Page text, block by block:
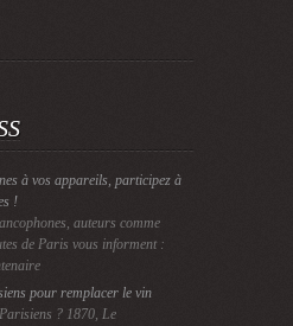
à vos appareils, participez à
!
auteurs comme
de Paris vous informent :
pour remplacer le vin
? 1870, Le